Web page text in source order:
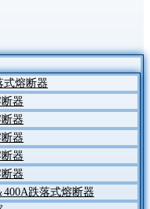
式熔断器
器
器
器
器
器
400A跌落式熔断器